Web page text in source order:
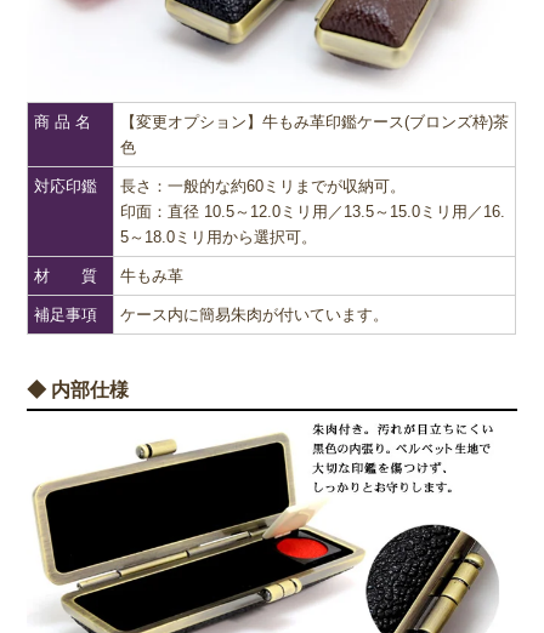
商 品 名
【変更オプション】牛もみ革印鑑ケース(ブロンズ枠)茶
色
対応印鑑
長さ：一般的な約60ミリまでが収納可。
印面：直径 10.5～12.0ミリ用／13.5～15.0ミリ用／16.
5～18.0ミリ用から選択可。
材 質 牛もみ革
補足事項 ケース内に簡易朱肉が付いています。
◆ 内部仕様